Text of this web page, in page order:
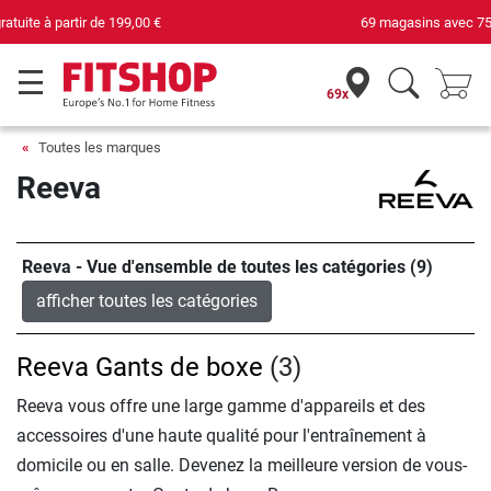
69 magasins avec 75 techniciens
69x
Toutes les marques
Reeva
Reeva - Vue d'ensemble de toutes les catégories (9)
afficher toutes les catégories
Reeva Gants de boxe (3)
Reeva vous offre une large gamme d'appareils et des
accessoires d'une haute qualité pour l'entraînement à
domicile ou en salle. Devenez la meilleure version de vous-